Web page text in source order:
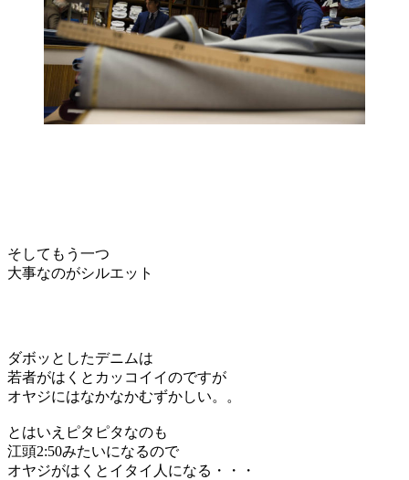
そしてもう一つ
大事なのがシルエット
ダボッとしたデニムは
若者がはくとカッコイイのですが
オヤジにはなかなかむずかしい。。
とはいえピタピタなのも
江頭2:50みたいになるので
オヤジがはくとイタイ人になる・・・